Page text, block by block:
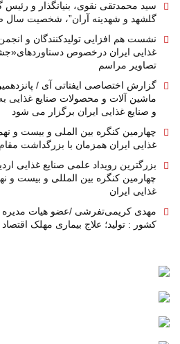
سید محمدتقی نقوی، بنیانگذار و
گلشهد و شهدینه آران”، شخصیت سال
نشست هم افزایی تولیدکنندگان و
غذایی ایران درخصوص
تصاویر مراسم
گزارش اختصاصی ایفتاتی آی /
ماشین آلات و محصولات صنایع
و صنایع غذایی ایران برگزار می شود
چهارمین کنگره بین الملی و بیست و
غذایی ایران همزمان با بزرگداشت
چهارمین کنگره بین المللی و بیست و
غذایی ایران
مهدی کریمی‌تفرشی /عضو هیات مدیره
کشور : تولید؛ علاج بیماری مهلک اقتصاد